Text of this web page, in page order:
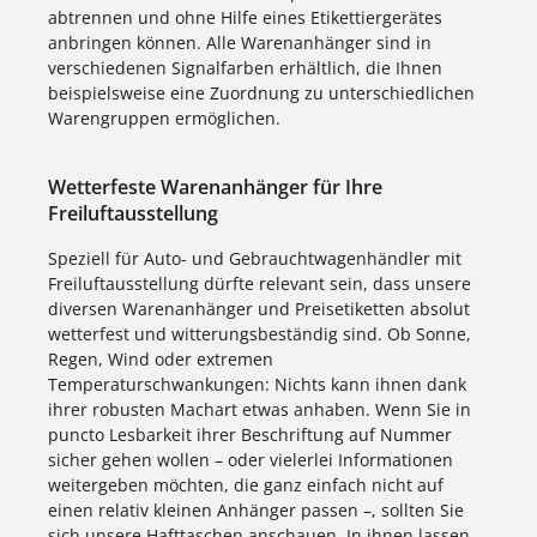
abtrennen und ohne Hilfe eines Etikettiergerätes
anbringen können. Alle Warenanhänger sind in
verschiedenen Signalfarben erhältlich, die Ihnen
beispielsweise eine Zuordnung zu unterschiedlichen
Warengruppen ermöglichen.
Wetterfeste Warenanhänger für Ihre
Freiluftausstellung
Speziell für Auto- und Gebrauchtwagenhändler mit
Freiluftausstellung dürfte relevant sein, dass unsere
diversen Warenanhänger und Preisetiketten absolut
wetterfest und witterungsbeständig sind. Ob Sonne,
Regen, Wind oder extremen
Temperaturschwankungen: Nichts kann ihnen dank
ihrer robusten Machart etwas anhaben. Wenn Sie in
puncto Lesbarkeit ihrer Beschriftung auf Nummer
sicher gehen wollen – oder vielerlei Informationen
weitergeben möchten, die ganz einfach nicht auf
einen relativ kleinen Anhänger passen –, sollten Sie